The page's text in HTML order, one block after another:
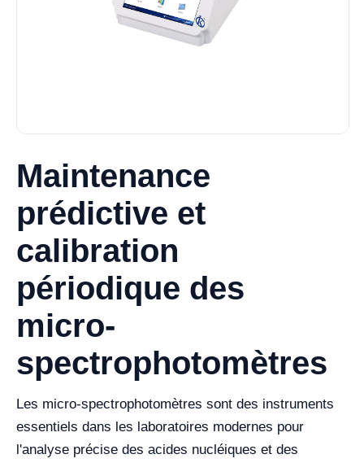
Maintenance
prédictive et
calibration
périodique des
micro-
spectrophotomètres
Les micro-spectrophotomètres sont des instruments
essentiels dans les laboratoires modernes pour
l'analyse précise des acides nucléiques et des